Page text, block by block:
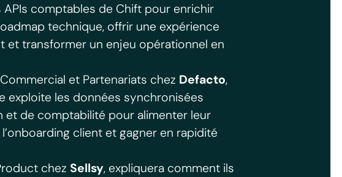
comptables de Chift pour enrichir
technique, offrir une expérience
et transformer un enjeu opérationnel en
et Partenariats chez Defacto,
exploite les données synchronisées
et de comptabilité pour alimenter leur
client et gagner en rapidité
chez Sellsy, expliquera comment ils